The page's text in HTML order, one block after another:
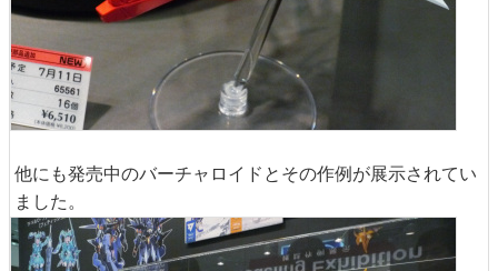
他にも発売中のバーチャロイドとその作例が展示されてい
ました。